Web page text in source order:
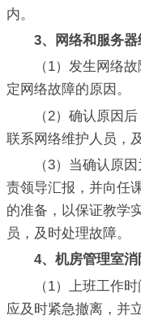
内。
3、网络和服务器
（1）发生网络故
定网络故障的原因。
（2）确认原因后
联系网络维护人员，
（3）当确认原因
责领导汇报，并向任
的准备，以保证教学
员，及时处理故障。
4、机房管理室消
（1）上班工作时
应及时紧急撤离，并